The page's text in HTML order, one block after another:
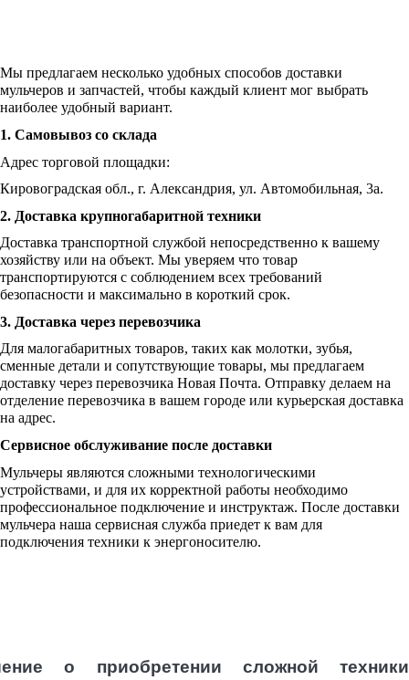
Мы предлагаем несколько удобных способов доставки
мульчеров и запчастей, чтобы каждый клиент мог выбрать
наиболее удобный вариант.
1. Самовывоз со склада
Адрес торговой площадки:
Кировоградская обл., г. Александрия, ул. Автомобильная, 3а.
2. Доставка крупногабаритной техники
Доставка транспортной службой непосредственно к вашему
хозяйству или на объект. Мы уверяем что товар
транспортируются с соблюдением всех требований
безопасности и максимально в короткий срок.
3. Доставка через перевозчика
Для малогабаритных товаров, таких как молотки, зубья,
сменные детали и сопутствующие товары, мы предлагаем
доставку через перевозчика Новая Почта. Отправку делаем на
отделение перевозчика в вашем городе или курьерская доставка
на адрес.
Сервисное обслуживание после доставки
Мульчеры являются сложными технологическими
устройствами, и для их корректной работы необходимо
профессиональное подключение и инструктаж. После доставки
мульчера наша сервисная служба приедет к вам для
подключения техники к энергоносителю.
о приобретении сложной техники